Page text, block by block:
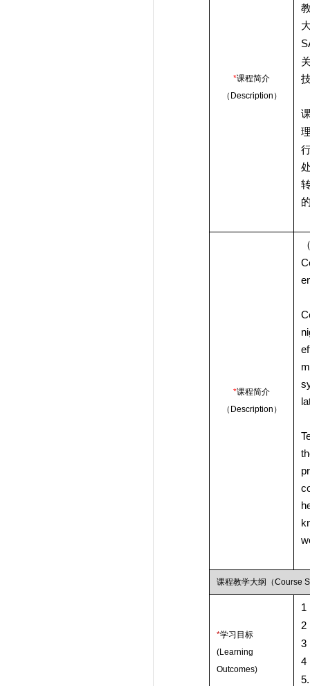
*课程简介
（ Description ）
*课程简介
（ Description ）
课程教学大纲（Course
*学习目标
(Learning
Outcomes)
1
2
3
4